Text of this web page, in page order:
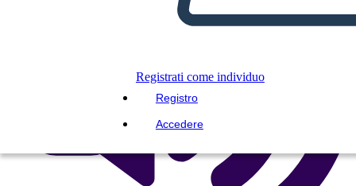
Registrati come individuo
Registro
Accedere